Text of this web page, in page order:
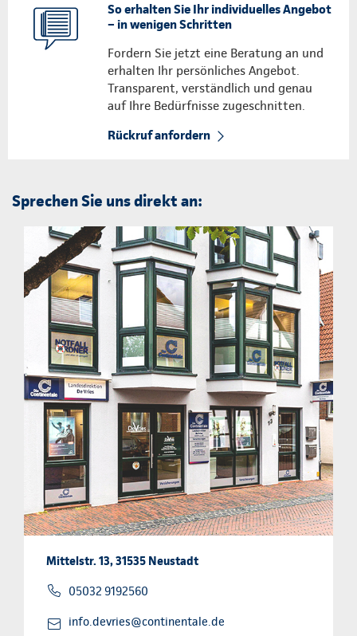
So erhalten Sie Ihr individuelles Angebot
– in wenigen Schritten
Fordern Sie jetzt eine Beratung an und
erhalten Ihr persönliches Angebot.
Transparent, verständlich und genau
auf Ihre Bedürfnisse zugeschnitten.
Rückruf anfordern
Sprechen Sie uns direkt an:
Mittelstr. 13, 31535 Neustadt
05032 9192560
info.devries@continentale.de